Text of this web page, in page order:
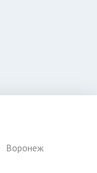
Воронеж